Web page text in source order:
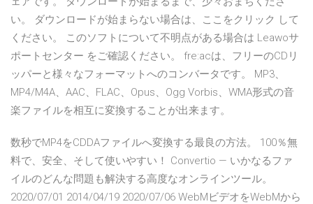
い。 ダウンロードが始まらない場合は、ここをクリック して
ください。 このソフトについて不明点がある場合は Leawoサ
ポートセンター をご確認ください。 fre:acは、フリーのCDリ
ッパーと様々なフォーマットへのコンバータです。 MP3、
MP4/M4A、AAC、FLAC、Opus、Ogg Vorbis、WMA形式の音
楽ファイルを相互に変換することが出来ます。
数秒でMP4をCDDAファイルへ変換する最良の方法。 100％無
料で、安全、そして使いやすい！ Convertio — いかなるファ
イルのどんな問題も解決する高度なオンラインツール。
2020/07/01 2014/04/19 2020/07/06 WebMビデオをWebMから